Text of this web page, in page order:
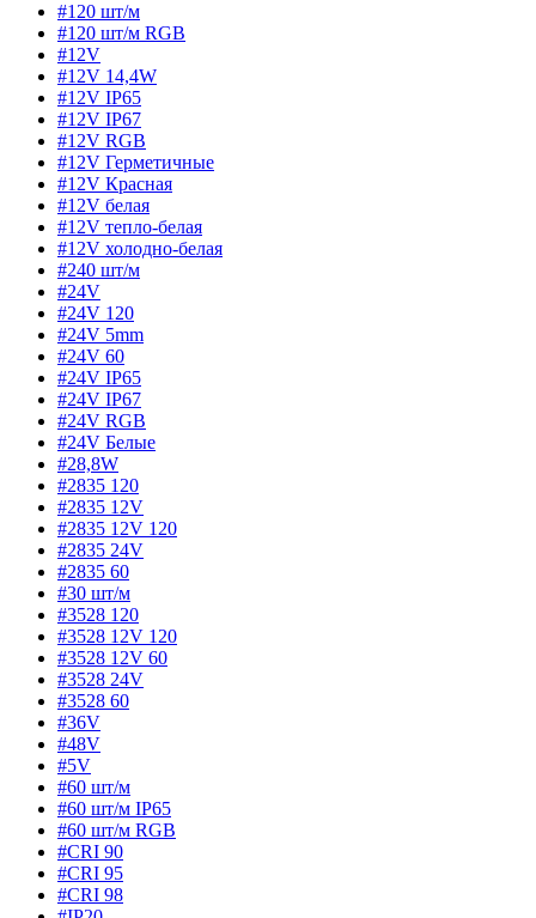
#120 шт/м
#120 шт/м RGB
#12V
#12V 14,4W
#12V IP65
#12V IP67
#12V RGB
#12V Герметичные
#12V Красная
#12V белая
#12V тепло-белая
#12V холодно-белая
#240 шт/м
#24V
#24V 120
#24V 5mm
#24V 60
#24V IP65
#24V IP67
#24V RGB
#24V Белые
#28,8W
#2835 120
#2835 12V
#2835 12V 120
#2835 24V
#2835 60
#30 шт/м
#3528 120
#3528 12V 120
#3528 12V 60
#3528 24V
#3528 60
#36V
#48V
#5V
#60 шт/м
#60 шт/м IP65
#60 шт/м RGB
#CRI 90
#CRI 95
#CRI 98